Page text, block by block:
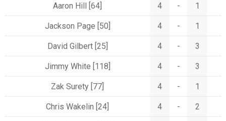
Aaron Hill [64] 4 - 1
Jackson Page [50] 4 - 1
David Gilbert [25] 4 - 3
Jimmy White [118] 4 - 3
Zak Surety [77] 4 - 1
Chris Wakelin [24] 4 - 2